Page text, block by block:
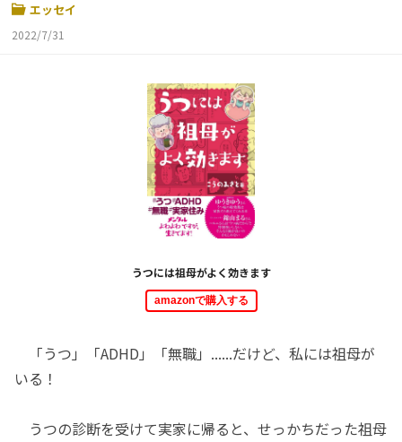
エッセイ
2022/7/31
うつには祖母がよく効きます
amazonで購入する
「うつ」「ADHD」「無職」......だけど、私には祖母が
いる！
うつの診断を受けて実家に帰ると、せっかちだった祖母